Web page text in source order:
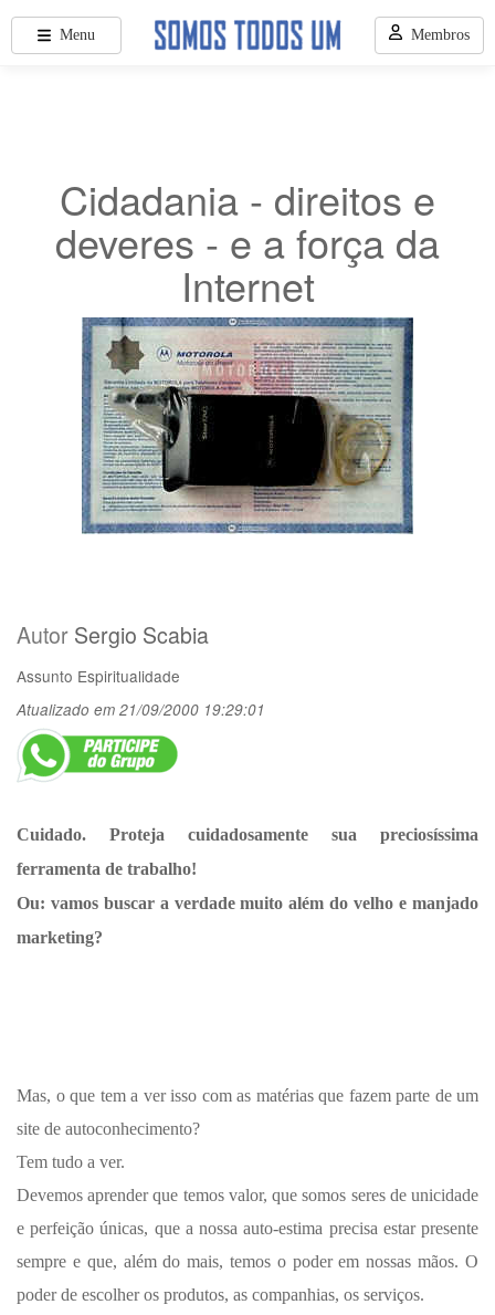
Cidadania - direitos e
deveres - e a força da
Internet
Autor Sergio Scabia
Assunto Espiritualidade
Atualizado em 21/09/2000 19:29:01
Cuidado. Proteja cuidadosamente sua preciosíssima
ferramenta de trabalho!
Ou: vamos buscar a verdade muito além do velho e manjado
marketing?
Mas, o que tem a ver isso com as matérias que fazem parte de um
site de autoconhecimento?
Tem tudo a ver.
Devemos aprender que temos valor, que somos seres de unicidade
e perfeição únicas, que a nossa auto-estima precisa estar presente
sempre e que, além do mais, temos o poder em nossas mãos. O
poder de escolher os produtos, as companhias, os serviços.
Menu Membros